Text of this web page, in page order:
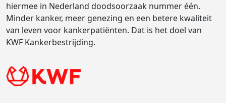
hiermee in Nederland doodsoorzaak nummer één.
Minder kanker, meer genezing en een betere kwaliteit
van leven voor kankerpatiënten. Dat is het doel van
KWF Kankerbestrijding.